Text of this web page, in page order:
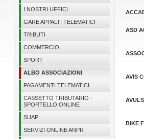
I NOSTRI UFFICI
GARE APPALTI TELEMATICI
TRIBUTI
COMMERCIO
SPORT
ALBO ASSOCIAZIONI
PAGAMENTI TELEMATICI
CASSETTO TRIBUTARIO -
SPORTELLO ONLINE
SUAP
SERVIZI ONLINE ANPR
ASD
AVIS
BIKE